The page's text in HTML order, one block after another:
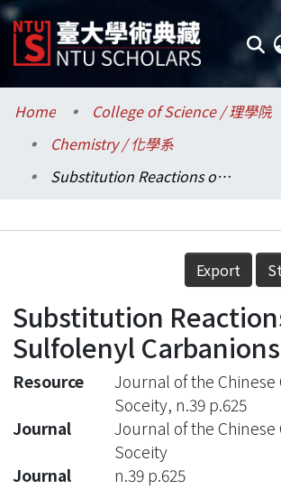
Communities & Collections
Research Outputs
Statistics
Home
College of Science / 理學院
Chemistry / 化學系
Substitution Reactions of 3-Sulfolenyl Carbanions
Details
Export
Substitution
Sulfolenyl Carbanions
Resource
Journal of the Chinese
Soceity, n.39 p.625
Journal
Journal of the Chinese
Soceity
Journal
n.39 p.625